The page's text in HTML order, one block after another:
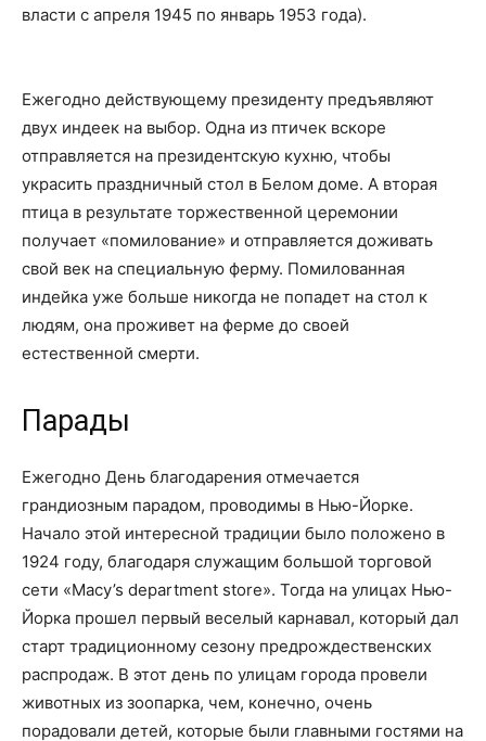
власти с апреля 1945 по январь 1953 года).
Ежегодно действующему президенту предъявляют
двух индеек на выбор. Одна из птичек вскоре
отправляется на президентскую кухню, чтобы
украсить праздничный стол в Белом доме. А вторая
птица в результате торжественной церемонии
получает «помилование» и отправляется доживать
свой век на специальную ферму. Помилованная
индейка уже больше никогда не попадет на стол к
людям, она проживет на ферме до своей
естественной смерти.
Парады
Ежегодно День благодарения отмечается
грандиозным парадом, проводимы в Нью-Йорке.
Начало этой интересной традиции было положено в
1924 году, благодаря служащим большой торговой
сети «Macy’s department store». Тогда на улицах Нью-
Йорка прошел первый веселый карнавал, который дал
старт традиционному сезону предрождественских
распродаж. В этот день по улицам города провели
животных из зоопарка, чем, конечно, очень
порадовали детей, которые были главными гостями на